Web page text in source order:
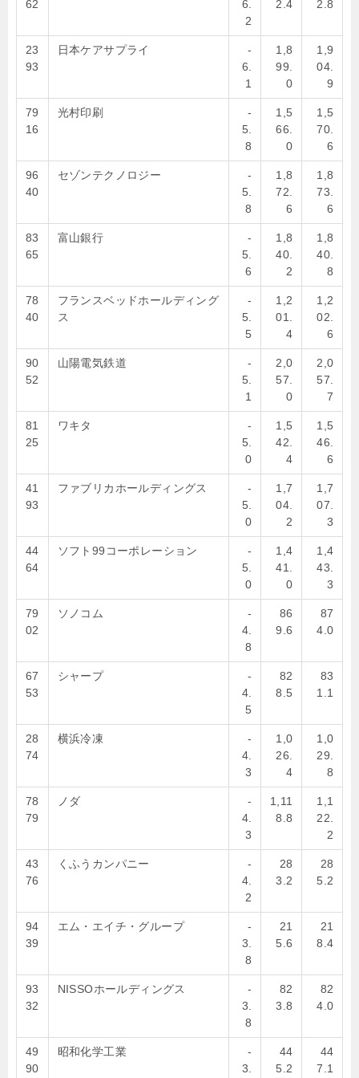
62
6.
2
2.4 2.8
23
93
日本ケアサプライ
-
6.
1
1,8
99.
0
1,9
04.
9
79
16
光村印刷
-
5.
8
1,5
66.
0
1,5
70.
6
96
40
セゾンテクノロジー
-
5.
8
1,8
72.
6
1,8
73.
6
83
65
富山銀行
-
5.
6
1,8
40.
2
1,8
40.
8
78
40
フランスベッドホールディング
ス
-
5.
5
1,2
01.
4
1,2
02.
6
90
52
山陽電気鉄道
-
5.
1
2,0
57.
0
2,0
57.
7
81
25
ワキタ
-
5.
0
1,5
42.
4
1,5
46.
6
41
93
ファブリカホールディングス
-
5.
0
1,7
04.
2
1,7
07.
3
44
64
ソフト99コーポレーション
-
5.
0
1,4
41.
0
1,4
43.
3
79
02
ソノコム
-
4.
8
86
9.6
87
4.0
67
53
シャープ
-
4.
5
82
8.5
83
1.1
28
74
横浜冷凍
-
4.
3
1,0
26.
4
1,0
29.
8
78
79
ノダ
-
4.
3
1,11
8.8
1,1
22.
2
43
76
くふうカンパニー
-
4.
2
28
3.2
28
5.2
94
39
エム・エイチ・グループ
-
3.
8
21
5.6
21
8.4
93
32
NISSOホールディングス
-
3.
8
82
3.8
82
4.0
49
90
昭和化学工業
-
3.
44
5.2
44
7.1